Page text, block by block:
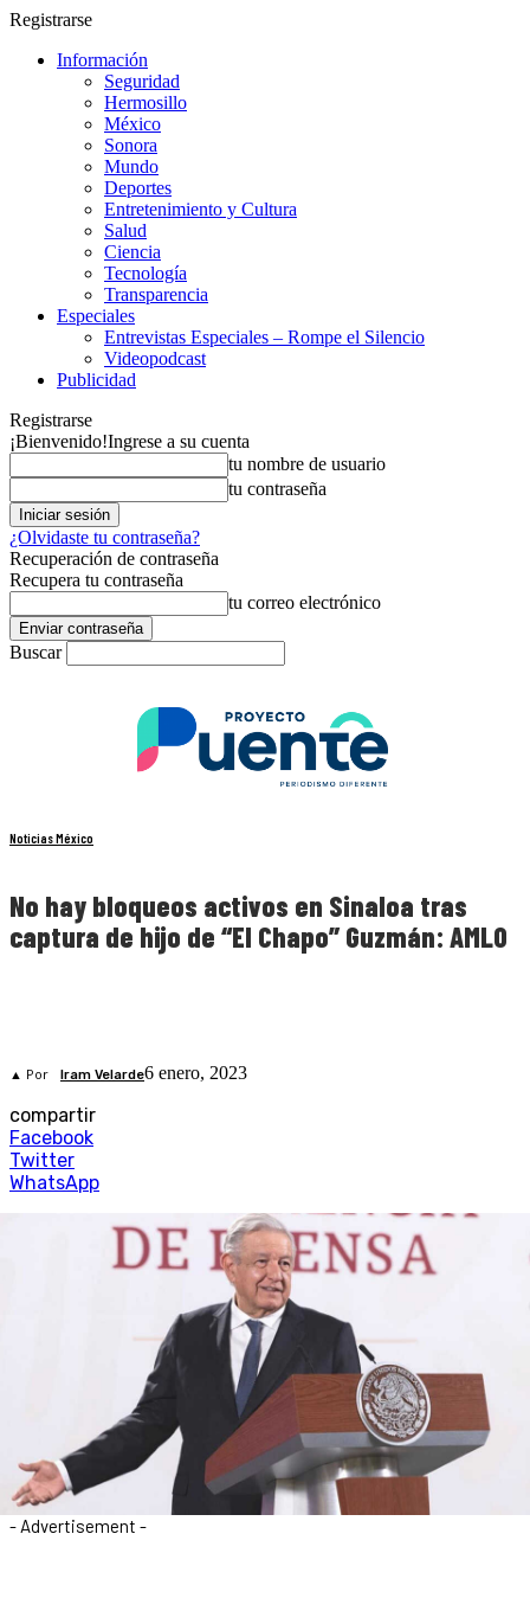
Registrarse
Información
Seguridad
Hermosillo
México
Sonora
Mundo
Deportes
Entretenimiento y Cultura
Salud
Ciencia
Tecnología
Transparencia
Especiales
Entrevistas Especiales – Rompe el Silencio
Videopodcast
Publicidad
Registrarse
¡Bienvenido!Ingrese a su cuenta
tu nombre de usuario
tu contraseña
¿Olvidaste tu contraseña?
Recuperación de contraseña
Recupera tu contraseña
tu correo electrónico
Buscar
Noticias México
No hay bloqueos activos en Sinaloa tras
captura de hijo de “El Chapo” Guzmán: AMLO
▲ Por Iram Velarde6 enero, 2023
compartir
Facebook
Twitter
WhatsApp
- Advertisement -